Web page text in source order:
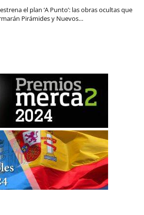
el plan ‘A Punto’: las obras ocultas que
Pirámides y Nuevos…